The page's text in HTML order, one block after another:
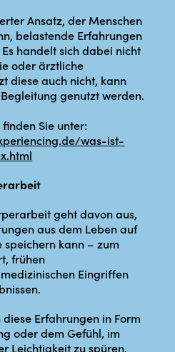
Ansatz, der Menschen
belastende Erfahrungen
handelt sich dabei nicht
oder ärztliche
diese auch nicht, kann
genutzt werden.
Sie unter:
was-ist-
geht davon aus,
aus dem Leben auf
speichern kann – zum
frühen
Eingriffen
Erfahrungen in Form
oder dem Gefühl, im
Leichtigkeit zu spüren.